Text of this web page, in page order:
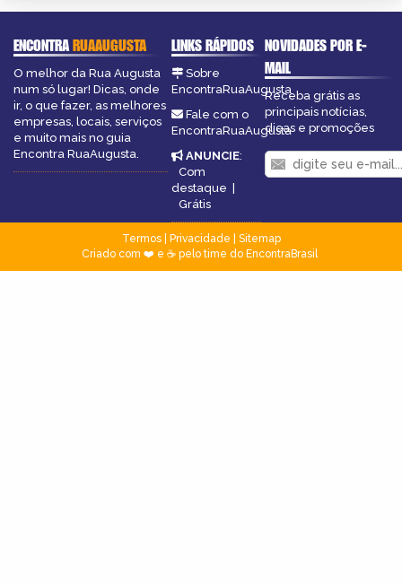
ENCONTRARUAAUGUSTA
O melhor da Rua Augusta
num só lugar! Dicas, onde
ir, o que fazer, as melhores
empresas, locais, serviços
e muito mais no guia
Encontra RuaAugusta.
LINKS RÁPIDOS
Sobre
EncontraRuaAugusta
Fale com o
EncontraRuaAugusta
ANUNCIE:
Com
destaque
Grátis
NOVIDADES POR E-
MAIL
Receba grátis as
principais notícias,
dicas e promoções
Termos| Privacidade
Sitemap
Criado com ❤️ e ☕ pelo time do EncontraBrasil